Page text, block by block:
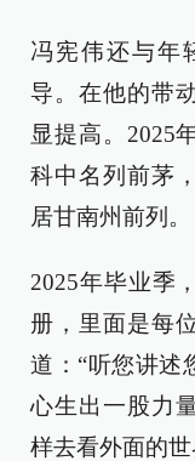
冯宪伟还与年
导。在他的带
显提高。2025
科中名列前茅
居甘南州前列。
2025年毕业季
册，里面是每
道：“听您讲述
心生出一股力
样去看外面的世